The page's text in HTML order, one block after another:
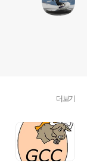
더보기